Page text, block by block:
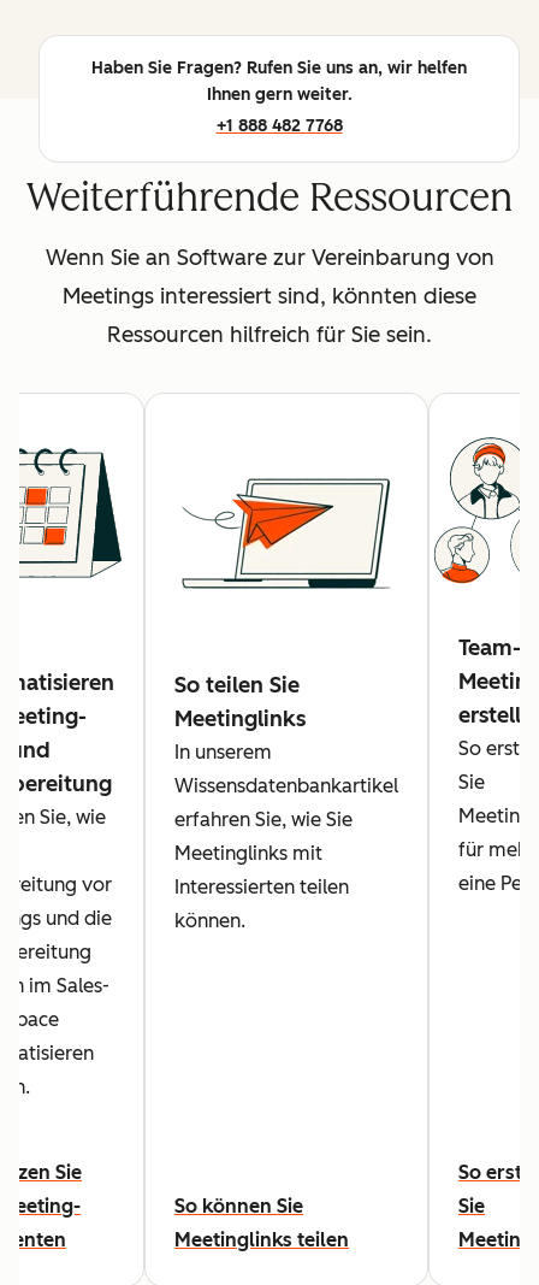
Haben Sie Fragen? Rufen Sie uns an, wir helfen
Ihnen gern weiter.
+1 888 482 7768
Weiterführende Ressourcen
Wenn Sie an Software zur Vereinbarung von
Meetings interessiert sind, könnten diese
Ressourcen hilfreich für Sie sein.
und
Sie, wie
vor
und die
im Sales-
Sie
So teilen Sie
Meetinglinks
In unserem
Wissensdatenbankartikel
erfahren Sie, wie Sie
Meetinglinks mit
Interessierten teilen
können.
So können Sie
Meetinglinks teilen
Team-
So
Sie
für mehr
eine
So
Sie